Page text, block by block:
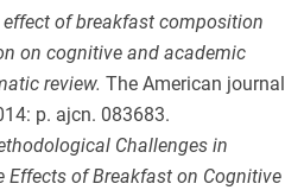
effect of breakfast composition
on cognitive and academic
review. The American journal
p. ajcn. 083683.
Challenges in
Effects of Breakfast on Cognitive